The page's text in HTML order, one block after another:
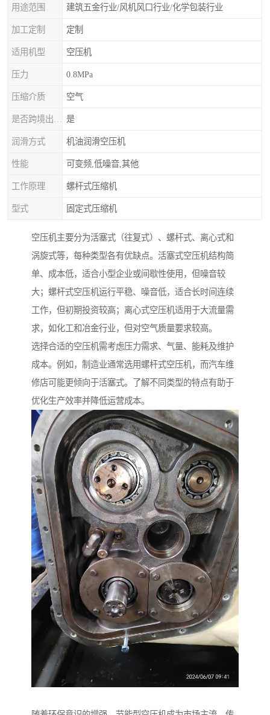
用途范围 建筑五金行业/风机风口行业/化学包装行业
加工定制 定制
适用机型 空压机
压力 0.8MPa
压缩介质 空气
是
润滑方式 机油润滑空压机
性能 可变频,低噪音,其他
工作原理 螺杆式压缩机
型式 固定式压缩机
空压机主要分为活塞式（往复式）、螺杆式、离心式和
涡旋式等，每种类型各有优缺点。活塞式空压机结构简
单、成本低，适合小型企业或间歇性使用，但噪音较
大；螺杆式空压机运行平稳、噪音低，适合长时间连续
工作，但初期投资较高；离心式空压机适用于大流量需
求，如化工和冶金行业，但对空气质量要求较高。
选择合适的空压机需考虑压力需求、气量、能耗及维护
成本。例如，制造业通常选用螺杆式空压机，而汽车维
修店可能更倾向于活塞式。了解不同类型的特点有助于
优化生产效率并降低运营成本。